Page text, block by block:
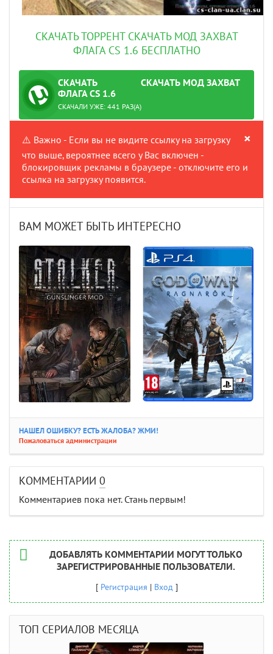
СКАЧАТЬ ТОРРЕНТ СКАЧАТЬ МОД ЗАХВАТ
ФЛАГА CS 1.6 БЕСПЛАТНО
СКАЧАТЬ
ТОРРЕНТ
СКАЧАТЬ МОД ЗАХВАТ
ФЛАГА CS 1.6
ПРОВЕРЕНОСКАЧАЛИ УЖЕ: 441 РАЗ(А)
×
⚠️ Важно - Если вы не видите ссылку на загрузку
что выше, вероятнее всего у Вас включен -
блокировщик рекламы в браузере - отключите его и
ссылка на загрузку появится.
ВАМ МОЖЕТ БЫТЬ ИНТЕРЕСНО
НАШЕЛ ОШИБКУ? ЕСТЬ ЖАЛОБА? ЖМИ!
Пожаловаться администрации
КОММЕНТАРИИ 0
Комментариев пока нет. Стань первым!
ДОБАВЛЯТЬ КОММЕНТАРИИ МОГУТ ТОЛЬКО
ЗАРЕГИСТРИРОВАННЫЕ ПОЛЬЗОВАТЕЛИ.
[ Регистрация | Вход]
ТОП СЕРИАЛОВ МЕСЯЦА